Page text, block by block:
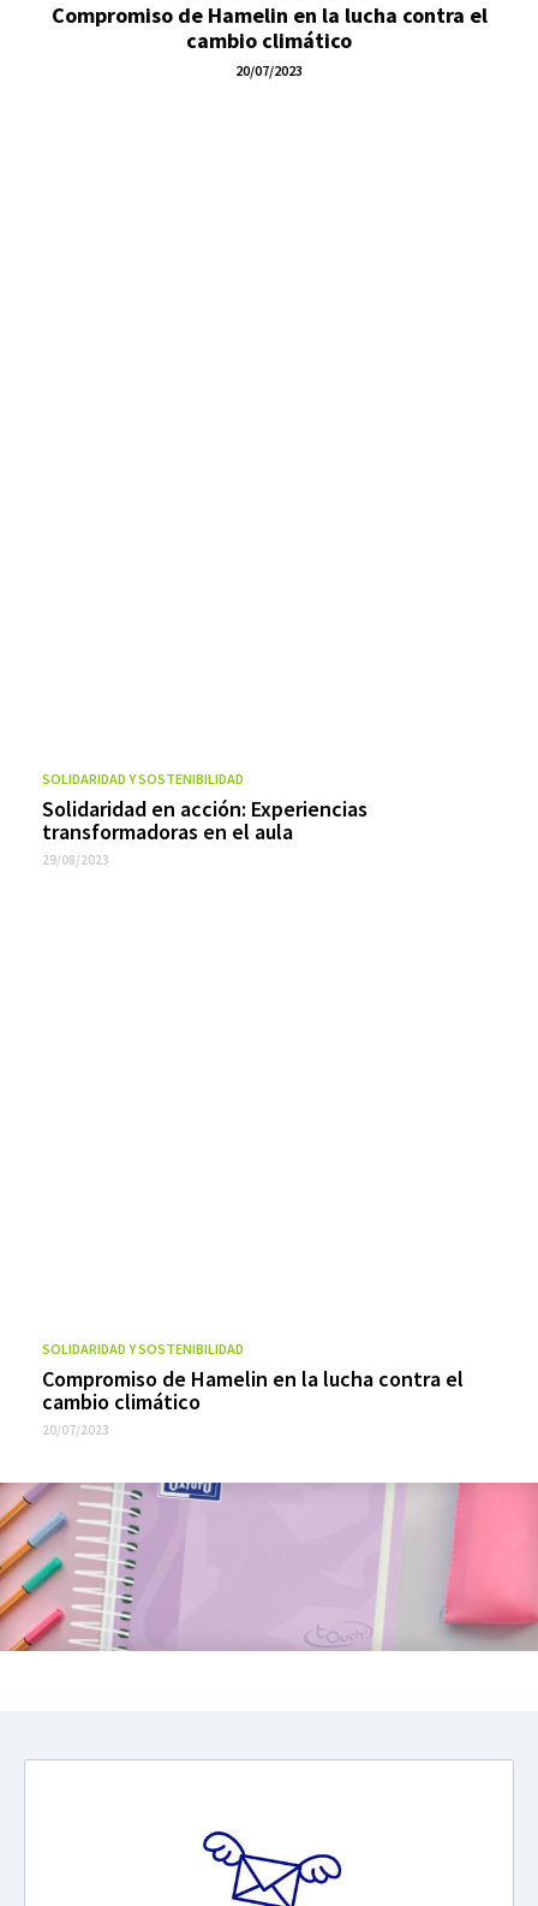
Compromiso de Hamelin en la lucha contra el
cambio climático
20/07/2023
SOLIDARIDAD Y SOSTENIBILIDAD
Solidaridad en acción: Experiencias
transformadoras en el aula
29/08/2023
SOLIDARIDAD Y SOSTENIBILIDAD
Compromiso de Hamelin en la lucha contra el
cambio climático
20/07/2023